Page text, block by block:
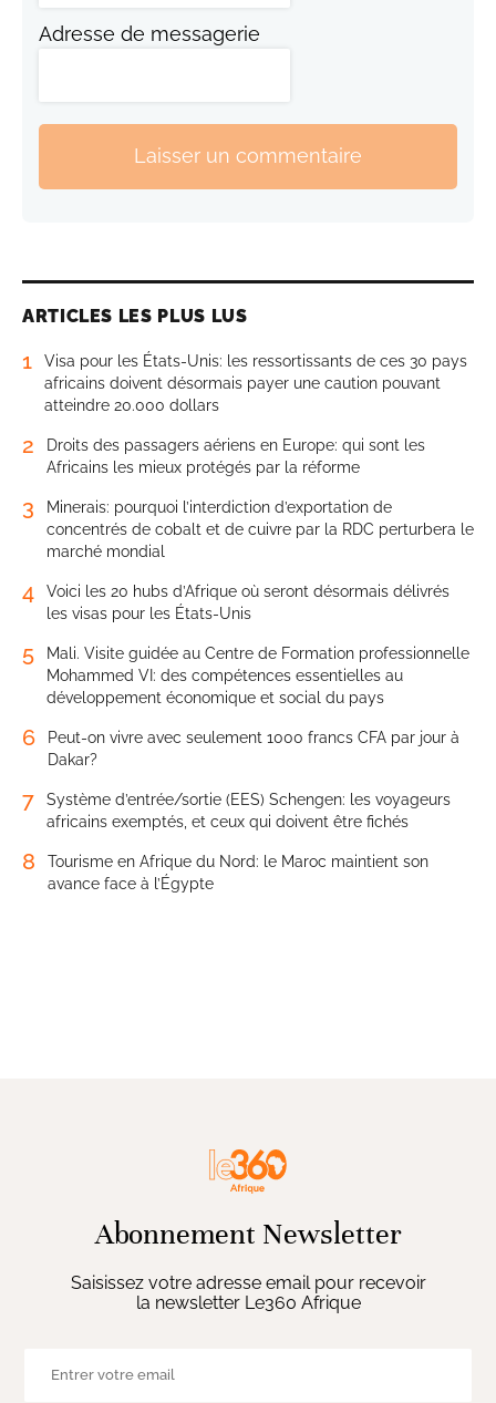
Adresse de messagerie
Laisser un commentaire
ARTICLES LES PLUS LUS
1
Visa pour les États-Unis: les ressortissants de ces 30 pays
africains doivent désormais payer une caution pouvant
atteindre 20.000 dollars
2
Droits des passagers aériens en Europe: qui sont les
Africains les mieux protégés par la réforme
3
Minerais: pourquoi l’interdiction d’exportation de
concentrés de cobalt et de cuivre par la RDC perturbera le
marché mondial
4
Voici les 20 hubs d’Afrique où seront désormais délivrés
les visas pour les États-Unis
5
Mali. Visite guidée au Centre de Formation professionnelle
Mohammed VI: des compétences essentielles au
développement économique et social du pays
6
Peut-on vivre avec seulement 1000 francs CFA par jour à
Dakar?
7
Système d’entrée/sortie (EES) Schengen: les voyageurs
africains exemptés, et ceux qui doivent être fichés
8
Tourisme en Afrique du Nord: le Maroc maintient son
avance face à l’Égypte
Abonnement Newsletter
Saisissez votre adresse email pour recevoir
la newsletter Le360 Afrique